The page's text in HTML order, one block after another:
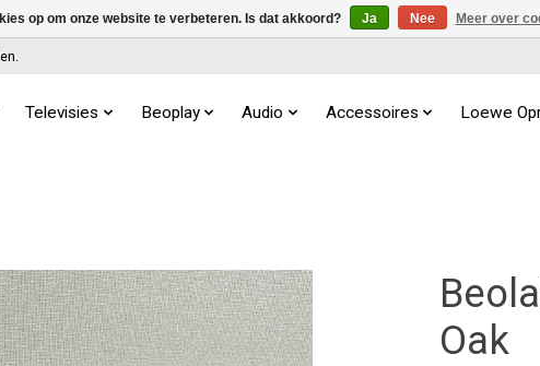
Televisies Beoplay Audio Accessoires Loewe
Oak
op om onze website te verbeteren. Is dat akkoord? Ja Nee Meer over